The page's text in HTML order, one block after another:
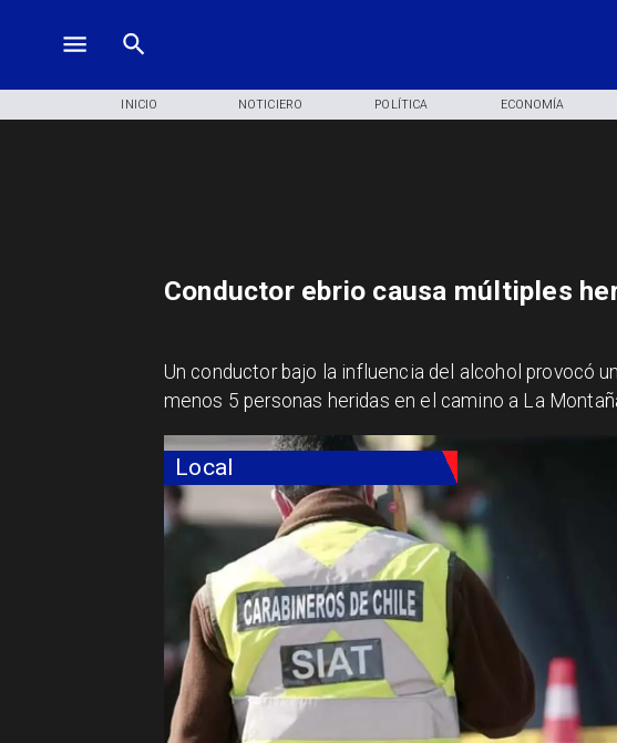
INICIO NOTICIERO POLÍTICA ECONOMÍA
Local
Conductor ebrio causa múltiples
Un conductor bajo la influencia del alcohol provocó
menos 5 personas heridas en el camino a La